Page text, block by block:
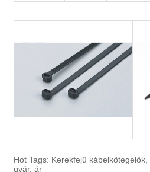
Hot Tags: Kerekfejű
gyár, ár